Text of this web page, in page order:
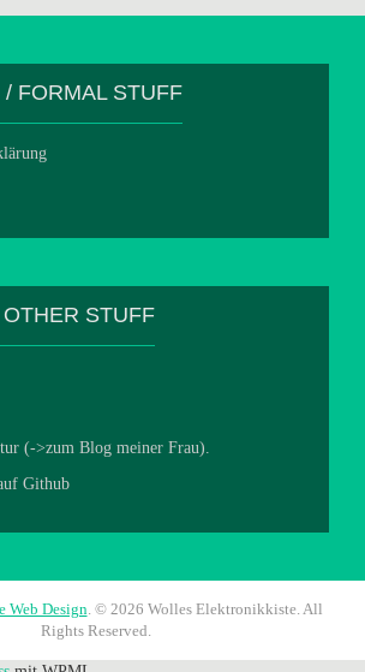
FORMAL STUFF
STUFF
(->zum Blog meiner Frau).
Github
Web Design. © 2026 Wolles Elektronikkiste. All
Rights Reserved.